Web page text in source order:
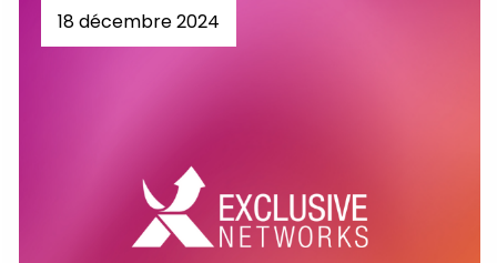
18 décembre 2024